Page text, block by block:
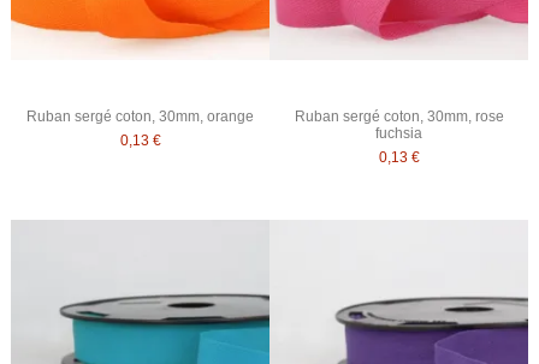
Ruban sergé coton, 30mm, orange
0,13 €
Ruban sergé coton, 30mm, rose
fuchsia
0,13 €